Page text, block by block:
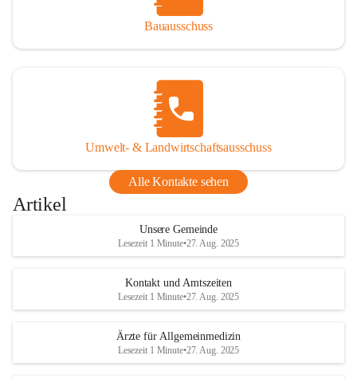
Bauausschuss
Umwelt- & Landwirtschaftsausschuss
Alle Kontakte sehen
Artikel
Unsere Gemeinde
Lesezeit 1 Minute•27. Aug. 2025
Kontakt und Amtszeiten
Lesezeit 1 Minute•27. Aug. 2025
Ärzte für Allgemeinmedizin
Lesezeit 1 Minute•27. Aug. 2025